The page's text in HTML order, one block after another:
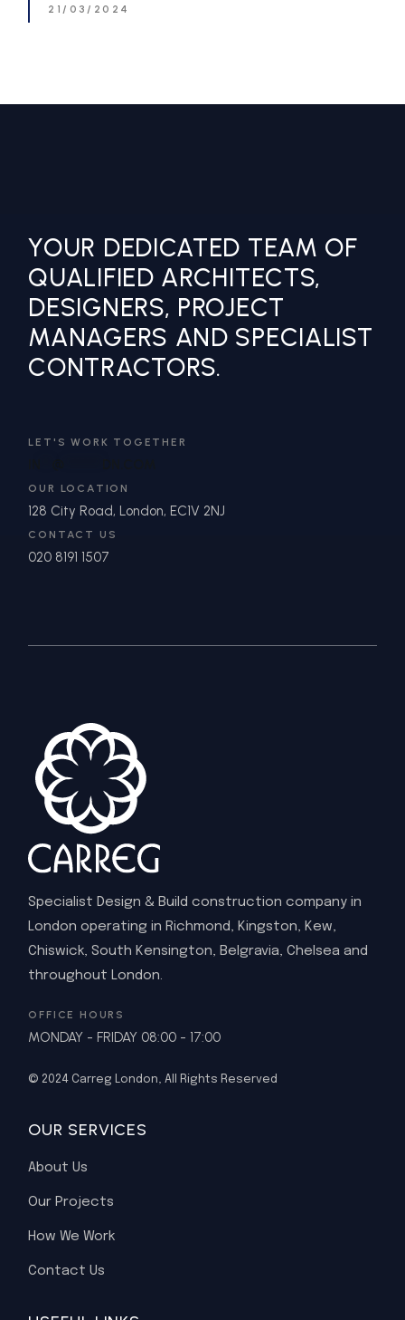
21/03/2024
YOUR DEDICATED TEAM OF
QUALIFIED ARCHITECTS,
DESIGNERS, PROJECT
MANAGERS AND SPECIALIST
CONTRACTORS.
LET'S WORK TOGETHER
OUR LOCATION
128 City Road, London, EC1V 2NJ
CONTACT US
020 8191 1507
Specialist Design & Build construction company in
London operating in Richmond, Kingston, Kew,
Chiswick, South Kensington, Belgravia, Chelsea and
throughout London.
OFFICE HOURS
MONDAY - FRIDAY 08:00 - 17:00
© 2024 Carreg London, All Rights Reserved
OUR SERVICES
About Us
Our Projects
How We Work
Contact Us